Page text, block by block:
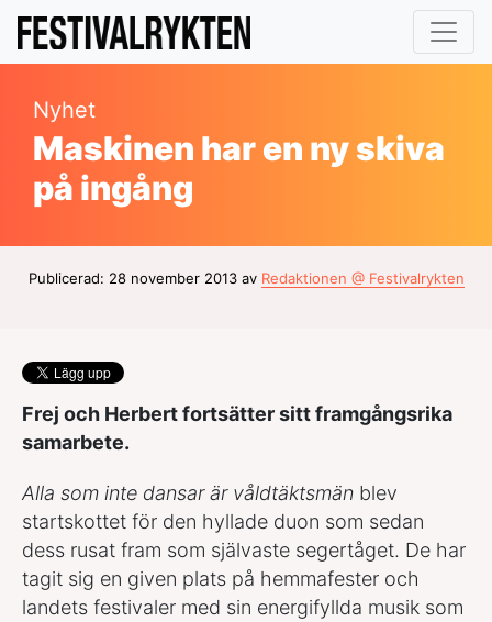
Nyhet
Maskinen har en ny skiva
på ingång
Publicerad: 28 november 2013 av Redaktionen @ Festivalrykten
Frej och Herbert fortsätter sitt framgångsrika
samarbete.
Alla som inte dansar är våldtäktsmän blev
startskottet för den hyllade duon som sedan
dess rusat fram som självaste segertåget. De har
tagit sig en given plats på hemmafester och
landets festivaler med sin energifyllda musik som